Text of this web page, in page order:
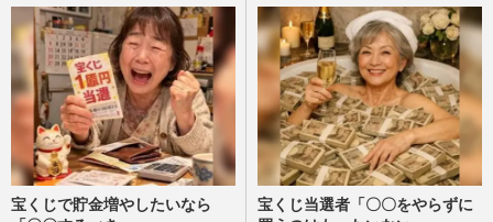
宝くじで貯金増やしたいなら
宝くじ当選者「〇〇をやらずに